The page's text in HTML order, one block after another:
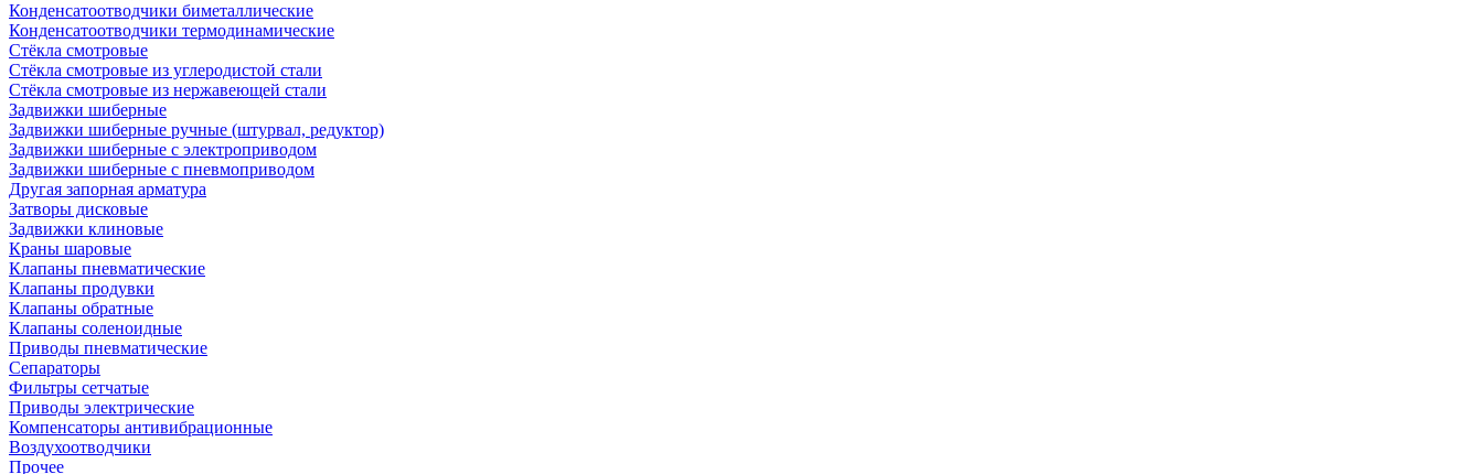
Конденсатоотводчики биметаллические
Конденсатоотводчики термодинамические
Стёкла смотровые
Стёкла смотровые из углеродистой стали
Стёкла смотровые из нержавеющей стали
Задвижки шиберные
Задвижки шиберные ручные (штурвал, редуктор)
Задвижки шиберные с электроприводом
Задвижки шиберные с пневмоприводом
Другая запорная арматура
Затворы дисковые
Задвижки клиновые
Краны шаровые
Клапаны пневматические
Клапаны продувки
Клапаны обратные
Клапаны соленоидные
Приводы пневматические
Сепараторы
Фильтры сетчатые
Приводы электрические
Компенсаторы антивибрационные
Воздухоотводчики
Прочее